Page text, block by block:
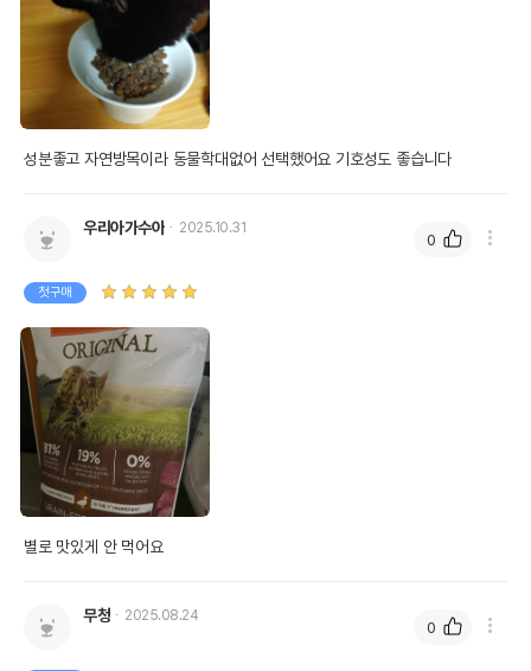
성분좋고 자연방목이라 동물학대없어 선택했어요 기호성도 좋습니다
우리아가수아 2025.10.31
첫구매
별로 맛있게 안 먹어요
0
무청 2025.08.24
0